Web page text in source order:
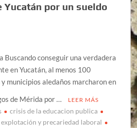
Yucatán por un sueldo
Buscando conseguir una verdadera
en Yucatán, al menos 100
municipios aledaños marcharon en
de Mérida por …
LEER MÁS
crisis de la educacion publica
explotación y precariedad laboral